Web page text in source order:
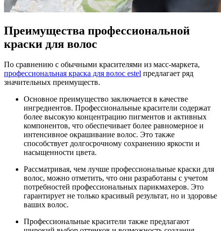
Преимущества профессиональной
краски для волос
По сравнению с обычными красителями из масс-маркета,
профессиональная краска для волос estel предлагает ряд
значительных преимуществ.
Основное преимущество заключается в качестве
ингредиентов. Профессиональные красители содержат
более высокую концентрацию пигментов и активных
компонентов, что обеспечивает более равномерное и
интенсивное окрашивание волос. Это также
способствует долгосрочному сохранению яркости и
насыщенности цвета.
Рассматривая, чем лучше профессиональные краски для
волос, можно отметить, что они разработаны с учетом
потребностей профессиональных парикмахеров. Это
гарантирует не только красивый результат, но и здоровье
ваших волос.
Профессиональные красители также предлагают